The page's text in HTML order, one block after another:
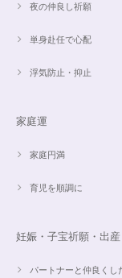
夜の仲良し祈願
単身赴任で心配
浮気防止・抑止
家庭運
家庭円満
育児を順調に
妊娠・子宝祈願・出産
パートナーと仲良くし